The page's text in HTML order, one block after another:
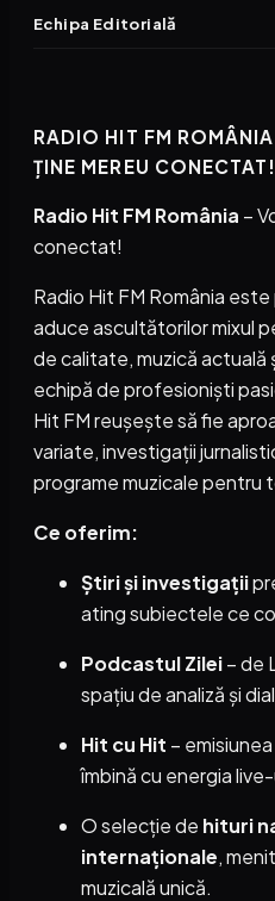
Echipa Editorială
RADIO HIT FM
ȚINE MEREU CONECTAT!
Radio Hit FM România –
conectat!
Radio Hit FM România
aduce ascultătorilor mixul
de calitate, muzică actuală
echipă de profesioniști
Hit FM reușește să fie
variate, investigații
programe muzicale pentru
Ce oferim:
Știri și investigații
ating subiectele ce
Podcastul Zilei– de
spațiu de analiză și
Hit cu Hit –
îmbină cu energia
O selecție de hituri
internaționale,
muzicală unică.